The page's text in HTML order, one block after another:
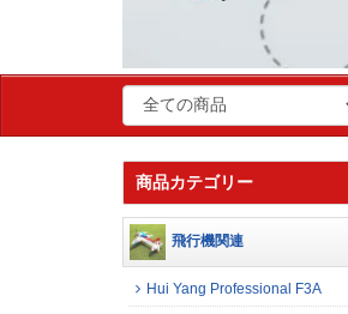
商品カテゴリー
飛行機関連
Hui Yang Professional F3A